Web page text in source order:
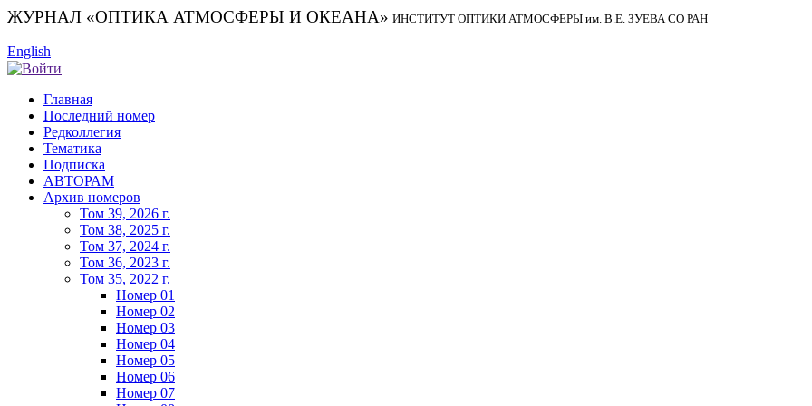
ЖУРНАЛ «ОПТИКА АТМОСФЕРЫ И ОКЕАНА» ИНСТИТУТ ОПТИКИ АТМОСФЕРЫ им. В.Е. ЗУЕВА СО РАН
English
Главная
Последний номер
Редколлегия
Тематика
Подписка
АВТОРАМ
Архив номеров
Том 39, 2026 г.
Том 38, 2025 г.
Том 37, 2024 г.
Том 36, 2023 г.
Том 35, 2022 г.
Номер 01
Номер 02
Номер 03
Номер 04
Номер 05
Номер 06
Номер 07